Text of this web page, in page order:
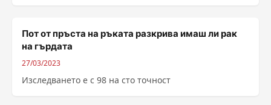
Пот от пръста на ръката разкрива имаш ли рак
на гърдата
27/03/2023
Изследването е с 98 на сто точност